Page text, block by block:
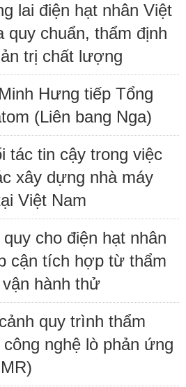
lai điện hạt nhân Việt
quy chuẩn, thẩm định
trị chất lượng
Hưng tiếp Tổng
(Liên bang Nga)
tác tin cậy trong việc
xây dựng nhà máy
Việt Nam
cho điện hạt nhân
cận tích hợp từ thẩm
hành thử
quy trình thẩm
nghệ lò phản ứng